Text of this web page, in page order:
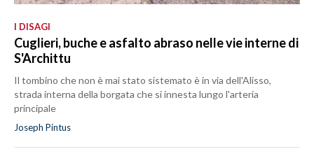
I DISAGI
Cuglieri, buche e asfalto abraso nelle vie interne di
S'Archittu
Il tombino che non è mai stato sistemato è in via dell'Alisso,
strada interna della borgata che si innesta lungo l'arteria
principale
Joseph Pintus